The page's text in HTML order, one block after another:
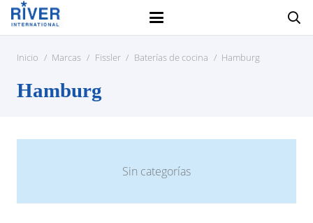
Inicio / Marcas / Fissler / Baterías de cocina / Hamburg
Hamburg
Sin categorías